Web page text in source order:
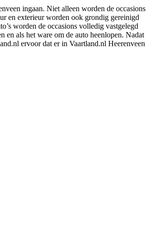
ingaan. Niet alleen worden de occasions
en exterieur worden ook grondig gereinigd
worden de occasions volledig vastgelegd
en als het ware om de auto heenlopen. Nadat
ervoor dat er in Vaartland.nl Heerenveen